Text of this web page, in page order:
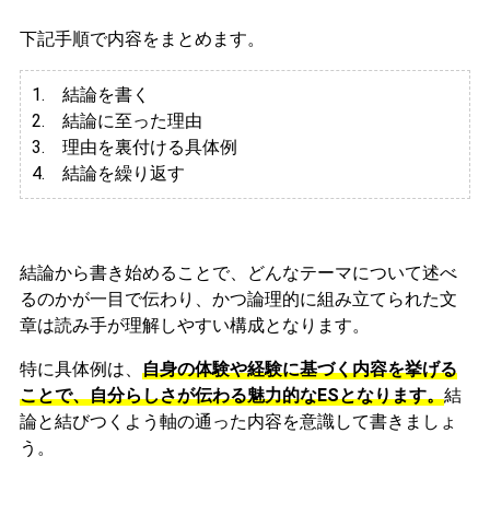
下記手順で内容をまとめます。
1. 結論を書く
2. 結論に至った理由
3. 理由を裏付ける具体例
4. 結論を繰り返す
結論から書き始めることで、どんなテーマについて述べ
るのかが一目で伝わり、かつ論理的に組み立てられた文
章は読み手が理解しやすい構成となります。
特に具体例は、 自身の体験や経験に基づく内容を挙げる
ことで、自分らしさが伝わる魅力的なESとなります。結
論と結びつくよう軸の通った内容を意識して書きましょ
う。